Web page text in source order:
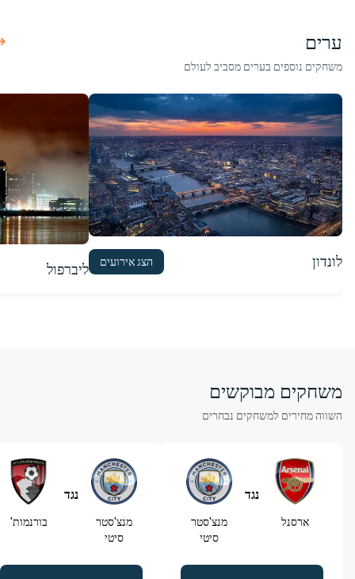
ערים
משחקים נוספים בערים מסביב לעולם
לונדון הצג אירועים ליברפול
משחקים מבוקשים
השווה מחירים למשחקים נבחרים
נגד
ארסנל
מנצ'סטר
סיטי
נגד
מנצ'סטר
סיטי
בורנמות'